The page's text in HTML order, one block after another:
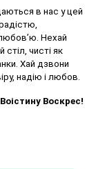
в нас у цей
Нехай
стіл, чисті як
Хай дзвони
надію і любов.
Воскрес!